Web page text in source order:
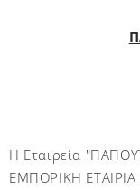
Η Εταιρεία
ΕΜΠΟΡΙΚΗ